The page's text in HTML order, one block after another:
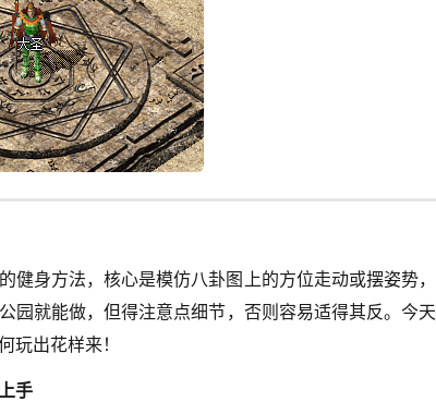
身方法，核心是模仿八卦图上的方位走动或摆姿势，
园就能做，但得注意点细节，否则容易适得其反。今天
玩出花样来！
手